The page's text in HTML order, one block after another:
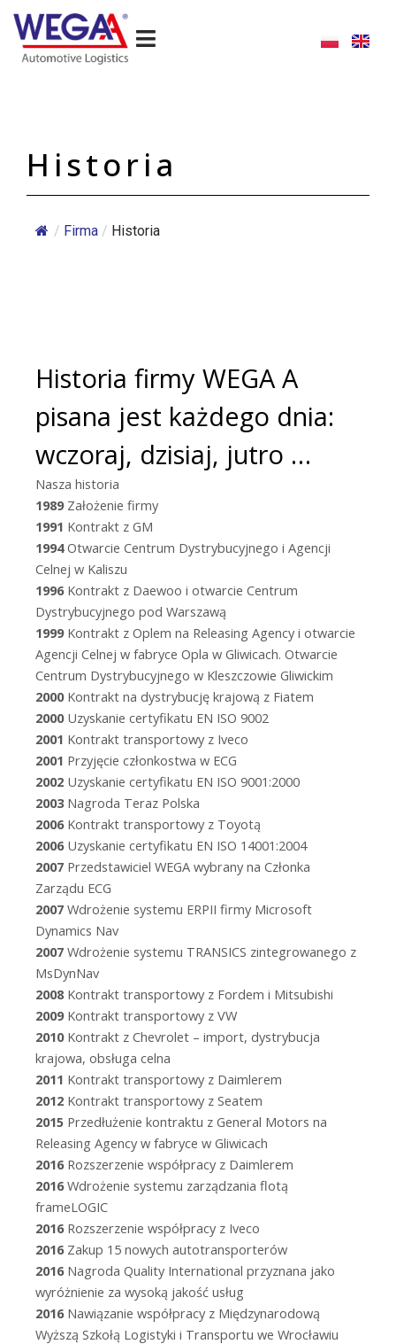
Skip
content
Historia
/ Firma / Historia
Historia firmy WEGA A
pisana jest każdego dnia:
wczoraj, dzisiaj, jutro …
Nasza historia
1989Założenie firmy
1991 Kontrakt z GM
1994Otwarcie Centrum Dystrybucyjnego i Agencji
Celnej w Kaliszu
1996Kontrakt z Daewoo i otwarcie Centrum
Dystrybucyjnego pod Warszawą
1999Kontrakt z Oplem na Releasing Agency i otwarcie
Agencji Celnej w fabryce Opla w Gliwicach. Otwarcie
Centrum Dystrybucyjnego w Kleszczowie Gliwickim
2000Kontrakt na dystrybucję krajową z Fiatem
2000Uzyskanie certyfikatu EN ISO 9002
2001 Kontrakt transportowy z Iveco
2001 Przyjęcie członkostwa w ECG
2002 Uzyskanie certyfikatu EN ISO 9001:2000
2003Nagroda Teraz Polska
2006Kontrakt transportowy z Toyotą
2006Uzyskanie certyfikatu EN ISO 14001:2004
2007 Przedstawiciel WEGA wybrany na Członka
Zarządu ECG
2007 Wdrożenie systemu ERPII firmy Microsoft
Dynamics Nav
2007 Wdrożenie systemu TRANSICS zintegrowanego z
MsDynNav
2008Kontrakt transportowy z Fordem i Mitsubishi
2009Kontrakt transportowy z VW
2010Kontrakt z Chevrolet – import, dystrybucja
krajowa, obsługa celna
2011 Kontrakt transportowy z Daimlerem
2012 Kontrakt transportowy z Seatem
2015 Przedłużenie kontraktu z General Motors na
Releasing Agency w fabryce w Gliwicach
2016Rozszerzenie współpracy z Daimlerem
2016Wdrożenie systemu zarządzania flotą
frameLOGIC
2016Rozszerzenie współpracy z Iveco
2016Zakup 15 nowych autotransporterów
2016Nagroda Quality International przyznana jako
wyróżnienie za wysoką jakość usług
2016Nawiązanie współpracy z Międzynarodową
Wyższą Szkołą Logistyki i Transportu we Wrocławiu